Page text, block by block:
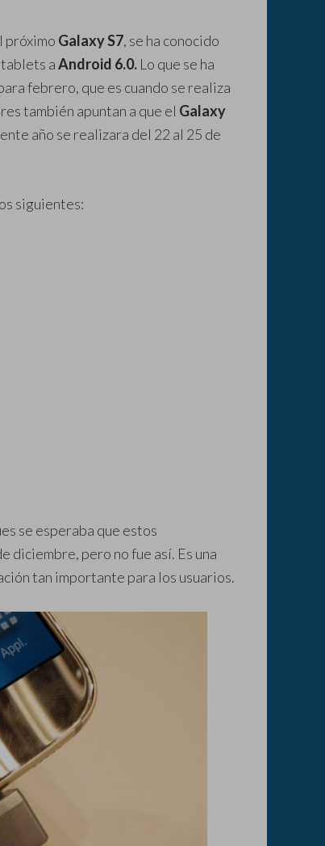
próximo Galaxy S7, se ha conocido
aAndroid 6.0. Lo que se ha
febrero, que es cuando se realiza
también apuntan a que el Galaxy
año se realizara del 22 al 25 de
siguientes:
se esperaba que estos
diciembre, pero no fue así. Es una
tan importante para los usuarios.